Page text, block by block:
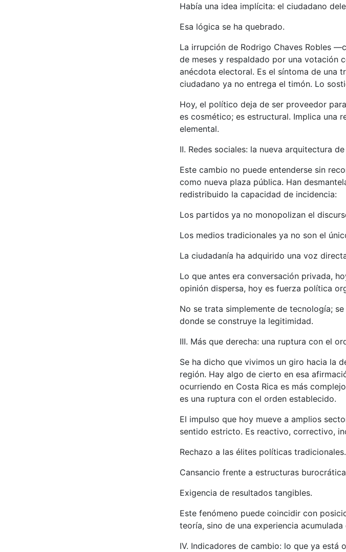
Había una idea implícita: el ciudadano
Esa lógica se ha quebrado.
La irrupción de Rodrigo Chaves Robles
de meses y respaldado por una votación
anécdota electoral. Es el síntoma de una
ciudadano ya no entrega el timón. Lo
Hoy, el político deja de ser proveedor
es cosmético; es estructural. Implica una
elemental.
II. Redes sociales: la nueva arquitectura
Este cambio no puede entenderse sin
como nueva plaza pública. Han
redistribuido la capacidad de incidencia:
Los partidos ya no monopolizan el
Los medios tradicionales ya no son el
La ciudadanía ha adquirido una voz
Lo que antes era conversación privada,
opinión dispersa, hoy es fuerza política
No se trata simplemente de tecnología;
donde se construye la legitimidad.
III. Más que derecha: una ruptura con el
Se ha dicho que vivimos un giro hacia la
región. Hay algo de cierto en esa
ocurriendo en Costa Rica es más
es una ruptura con el orden establecido.
El impulso que hoy mueve a amplios
sentido estricto. Es reactivo, correctivo,
Rechazo a las élites políticas tradicionales.
Cansancio frente a estructuras
Exigencia de resultados tangibles.
Este fenómeno puede coincidir con
teoría, sino de una experiencia acumulada
IV. Indicadores de cambio: lo que ya está